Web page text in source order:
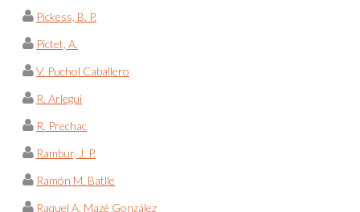
Pickess, B. P.
Pictet, A.
V. Puchol Caballero
R. Arlegui
R. Prechac
Rambur, J. P.
Ramón M. Batlle
Raquel A. Mazé González